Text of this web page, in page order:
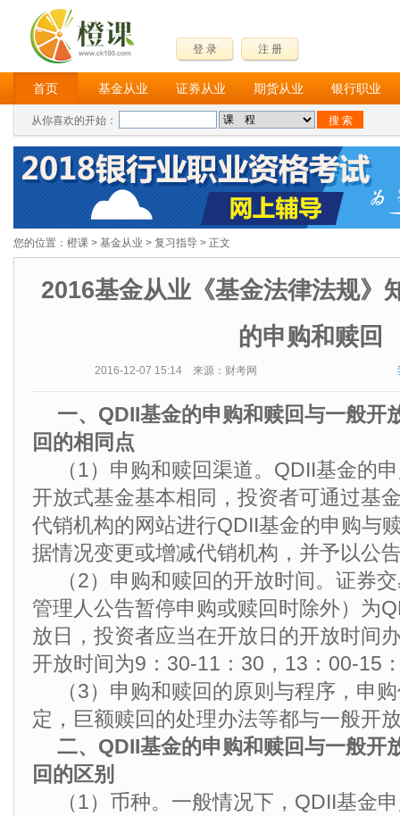
登 录 注 册
首页 基金从业 证券从业 期货从业 银行职业
从你喜欢的开始：
您的位置： 橙课 > 基金从业 > 复习指导 > 正文
2016基金从业《基金法律法规》
的申购和赎回
2016-12-07 15:14 来源：财考网
一、QDII基金的申购和赎回与一般开
回的相同点
（1）申购和赎回渠道。QDII基金的
开放式基金基本相同，投资者可通过基
代销机构的网站进行QDII基金的申购与
据情况变更或增减代销机构，并予以公
（2）申购和赎回的开放时间。证券
管理人公告暂停申购或赎回时除外）为
放日，投资者应当在开放日的开放时间
开放时间为9：30-11：30，13：00-15
（3）申购和赎回的原则与程序，申
定，巨额赎回的处理办法等都与一般开
二、QDII基金的申购和赎回与一般开
回的区别
（1）币种。一般情况下，QDII基金